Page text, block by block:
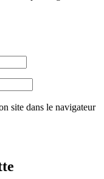
site dans le navigateur